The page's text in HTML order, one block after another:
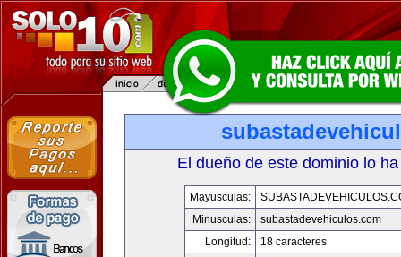
El dueño de este dominio lo
Mayusculas:
Minusculas:
subastadevehiculos.com
Longitud:
18 caracteres